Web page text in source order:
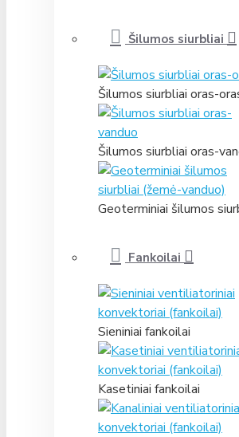
Šilumos siurbliai
Šilumos siurbliai oras-
Šilumos siurbliai oras-
Geoterminiai šilumos
Fankoilai
Sieniniai fankoilai
Kasetiniai fankoilai